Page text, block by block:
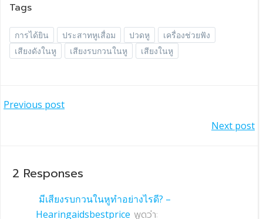
Tags
การได้ยิน ประสาทหูเสื่อม ปวดหู
เครื่องช่วยฟัง
เสียงดังในหู
เสียงรบกวนในหู เสียงในหู
แนะแนว
Previous post
เรื่อง
Next post
2 Responses
มีเสียงรบกวนในหูทำอย่างไรดี? –
Hearingaidsbestprice พูดว่า: